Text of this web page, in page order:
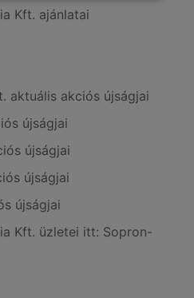
Kft. ajánlatai
aktuális akciós újságjai
újságjai
újságjai
újságjai
újságjai
Kft. üzletei itt: Sopron-